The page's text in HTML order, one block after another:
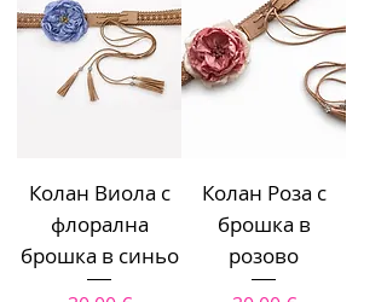
Колан Виола с
флорална
брошка в синьо
Колан Роза с
брошка в
розово